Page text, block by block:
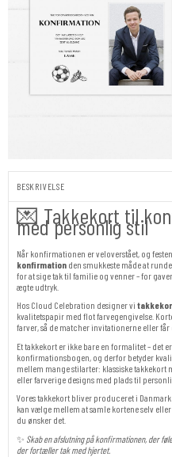
BESKRIVELSE
💌 Takkekort til
med personlig stil
Når konfirmationen er veloverstået, og
konfirmation den smukkeste måde at
for at sige tak til familie og venner – for
ægte udtryk.
Hos Cloud Celebration designer vi
kvalitetspapir med flot farvegengivelse.
farver, så de matcher invitationerne eller får
Et takkekort er ikke bare en formalitet – det
konfirmationsbogen, og derfor betyder
mellem mange stilarter: klassiske
eller farverige designs med plads til
Vores takkekort bliver produceret i
kan vælge mellem at samle kortene selv
du ønsker det.
✨ Skab en afslutning på konfirmationen, der
der fortæller tak med hjertet.